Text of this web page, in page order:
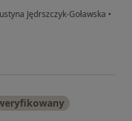
Jędrszczyk-Goławska •